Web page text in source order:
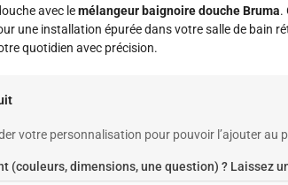
avec lemélangeur baignoire douche Bruma.
une installation épurée dans votre salle de bain
quotidien avec précision.
votre personnalisation pour pouvoir l’ajouter au
(couleurs, dimensions, une question) ? Laissez